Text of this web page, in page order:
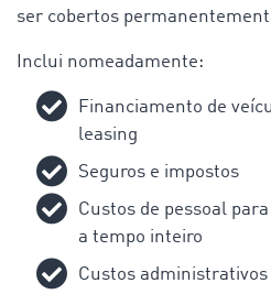
ser cobertos
Inclui nomeadamente:
Financiamento de
leasing
Seguros e impostos
Custos de pessoal
a tempo inteiro
Custos